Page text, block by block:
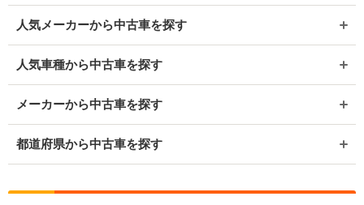
人気メーカーから中古車を探す
人気車種から中古車を探す
メーカーから中古車を探す
都道府県から中古車を探す